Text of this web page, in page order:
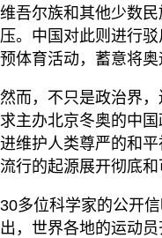
维吾尔族和其他少数
压。中国对此则进行
预体育活动，蓄意将奥
然而，不只是政治界
求主办北京冬奥的中
进维护人类尊严的和
流行的起源展开彻底和
30多位科学家的公开
出，世界各地的运动